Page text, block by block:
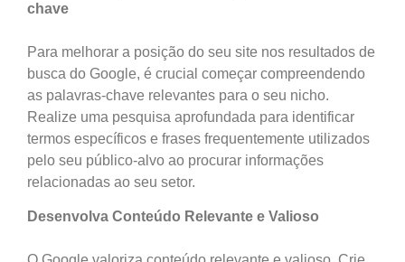
chave
Para melhorar a posição do seu site nos resultados de
busca do Google, é crucial começar compreendendo
as palavras-chave relevantes para o seu nicho.
Realize uma pesquisa aprofundada para identificar
termos específicos e frases frequentemente utilizados
pelo seu público-alvo ao procurar informações
relacionadas ao seu setor.
Desenvolva Conteúdo Relevante e Valioso